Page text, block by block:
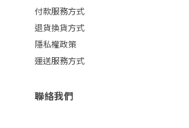
付款服務方式
退貨換貨方式
隱私權政策
運送服務方式
聯絡我們